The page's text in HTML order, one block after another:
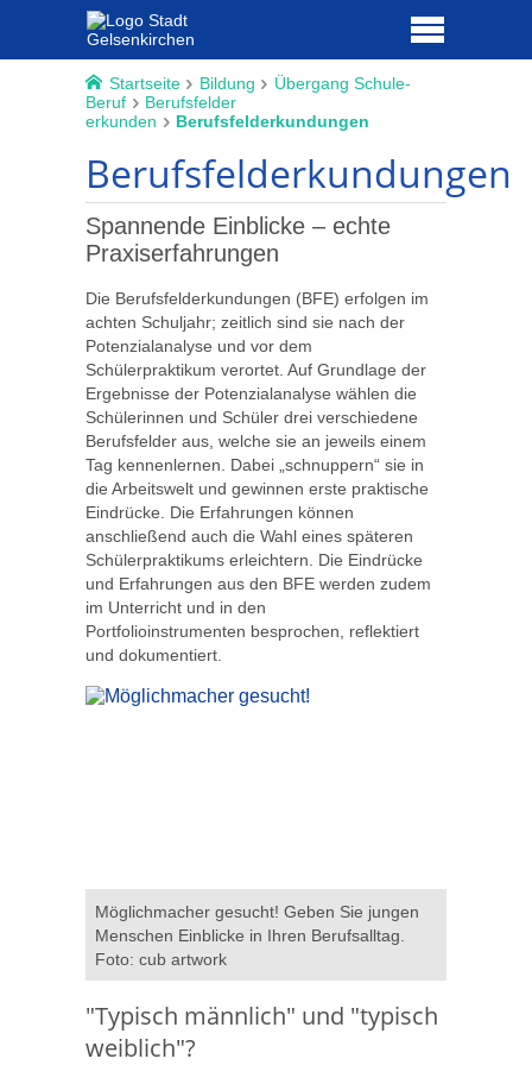
Startseite Bildung
Übergang Schule-
Beruf
Berufsfelder
erkunden
Berufsfelderkundungen
Berufsfelderkundungen
Spannende Einblicke – echte
Praxiserfahrungen
Die Berufsfelderkundungen (BFE) erfolgen im
achten Schuljahr; zeitlich sind sie nach der
Potenzialanalyse und vor dem
Schülerpraktikum verortet. Auf Grundlage der
Ergebnisse der Potenzialanalyse wählen die
Schülerinnen und Schüler drei verschiedene
Berufsfelder aus, welche sie an jeweils einem
Tag kennenlernen. Dabei „schnuppern“ sie in
die Arbeitswelt und gewinnen erste praktische
Eindrücke. Die Erfahrungen können
anschließend auch die Wahl eines späteren
Schülerpraktikums erleichtern. Die Eindrücke
und Erfahrungen aus den BFE werden zudem
im Unterricht und in den
Portfolioinstrumenten besprochen, reflektiert
und dokumentiert.
Möglichmacher gesucht! Geben Sie jungen
Menschen Einblicke in Ihren Berufsalltag.
Foto: cub artwork
"Typisch männlich" und "typisch
weiblich"?